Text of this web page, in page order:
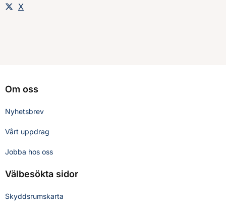
Dela sidan på
X
Om oss
Nyhetsbrev
Vårt uppdrag
Jobba hos oss
Välbesökta sidor
Skyddsrumskarta